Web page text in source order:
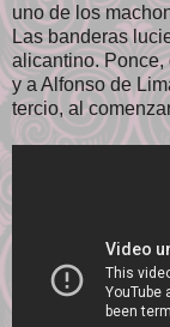
uno de los
Las banderas
alicantino. Ponce,
y a Alfonso de
tercio, al